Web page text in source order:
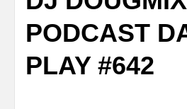
PODCAST
PLAY #642